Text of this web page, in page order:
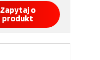
Zapytaj o
produkt